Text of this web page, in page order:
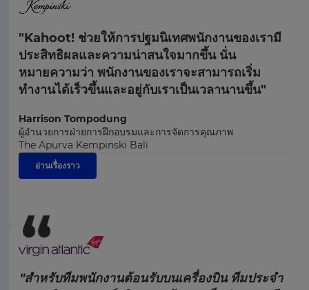
"Kahoot! ช่วยให้การปฐมนิเทศพนักงานของเรามี
ประสิทธิผลและความน่าสนใจมากขึ้น นั่น
หมายความว่า พนักงานของเราจะสามารถเริ่ม
ทำงานได้เร็วขึ้นและอยู่กับเราเป็นเวลานานขึ้น"
Harrison Tompodung
ผู้อำนวยการฝ่ายการฝึกอบรมและการจัดการคุณภาพ
The Apurva Kempinski Bali
อ่านเรื่องราว
"สำหรับทีมพนักงานต้อนรับบนเครื่องบิน ทีมประจำ